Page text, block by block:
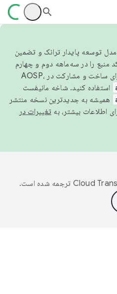
با مدل توسعه پایدار ترانک و تضمین
منبع را در سه‌ماهه دوم و چهارم
استفاده کنید. شاخه مانیفست
همیشه به جدیدترین نسخه منتشر
تغییرات در
ترجمه شده است.